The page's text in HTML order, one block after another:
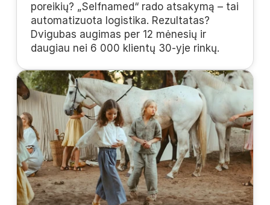
poreikių? „Selfnamed“ rado atsakymą – tai
automatizuota logistika. Rezultatas?
Dvigubas augimas per 12 mėnesių ir
daugiau nei 6 000 klientų 30-yje rinkų.